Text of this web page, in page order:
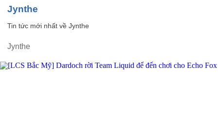
Jynthe
Tin tức mới nhất về Jynthe
Jynthe